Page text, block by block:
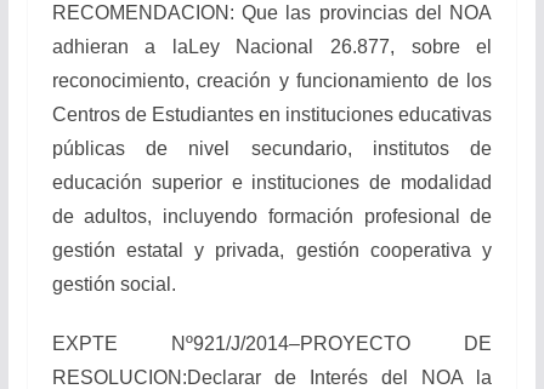
RECOMENDACION: Que las provincias del NOA
adhieran a laLey Nacional 26.877, sobre el
reconocimiento, creación y funcionamiento de los
Centros de Estudiantes en instituciones educativas
públicas de nivel secundario, institutos de
educación superior e instituciones de modalidad
de adultos, incluyendo formación profesional de
gestión estatal y privada, gestión cooperativa y
gestión social.
EXPTE Nº921/J/2014–PROYECTO DE
RESOLUCION:Declarar de Interés del NOA la